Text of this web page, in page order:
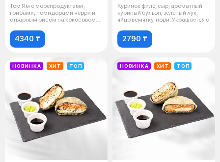
Том Ям с морепродуктами,
грибами, помидорами черри и
отварным рисом на кокосовом
4340 ₸
Куриное филе, сыр, ароматный
куриный бульон, зеленый лук,
яйцо всмятку, нори. Украшается с
2790 ₸
НОВИНКА ХИТ ТОП НОВИНКА ХИТ ТОП